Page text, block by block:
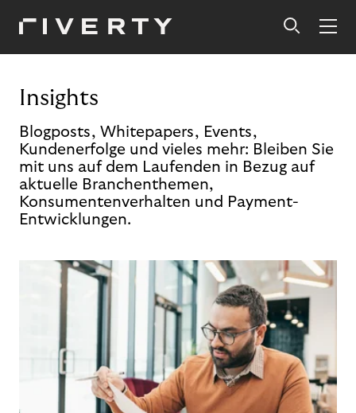
Insights
Blogposts, Whitepapers, Events,
Kundenerfolge und vieles mehr: Bleiben Sie
mit uns auf dem Laufenden in Bezug auf
aktuelle Branchenthemen,
Konsumentenverhalten und Payment-
Entwicklungen.